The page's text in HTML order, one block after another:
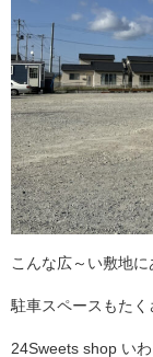
こんな広～い敷地に
駐車スペースもたく
24Sweets shop い